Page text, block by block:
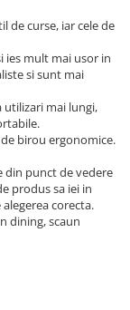
de curse, iar cele de
ies mult mai usor in
si sunt mai
utilizari mai lungi,
birou ergonomice.
din punct de vedere
produs sa iei in
corecta.
dining, scaun